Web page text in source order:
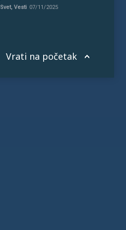
Svet, Vesti 07/11/2025
Vrati na početak